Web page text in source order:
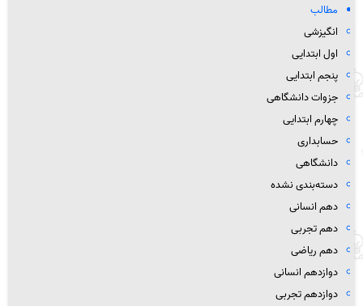
مطالب
انگیزشی
اول ابتدایی
پنجم ابتدایی
جزوات دانشگاهی
چهارم ابتدایی
حسابداری
دانشگاهی
دسته‌بندی نشده
دهم انسانی
دهم تجربی
دهم ریاضی
دوازدهم انسانی
دوازدهم تجربی